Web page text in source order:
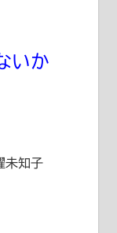
いか
未知子